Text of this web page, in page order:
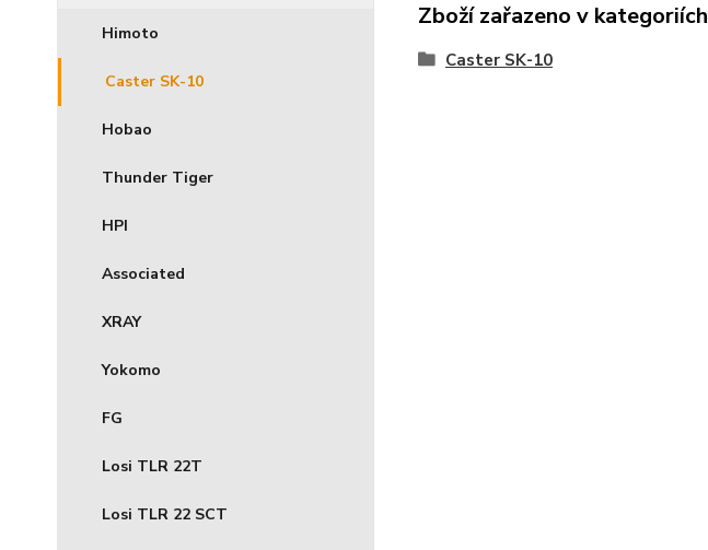
Himoto
Caster SK-10
Hobao
Thunder Tiger
HPI
Associated
XRAY
Yokomo
FG
Losi TLR 22T
Losi TLR 22 SCT
Zboží zařazeno v kategoriích
Caster SK-10